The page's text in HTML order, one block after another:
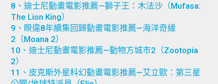
8、迪士尼動畫電影推薦—獅子王：木法沙（Mufasa:
The Lion King）
9、睽違8年續集回歸動畫電影推薦—海洋奇緣
2（Moana 2）
10、迪士尼動畫電影推薦—動物方城市2（Zootopia
2）
11、皮克斯外星科幻動畫電影推薦—艾立歐：第三星